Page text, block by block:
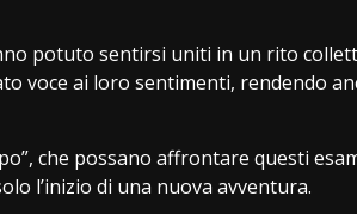
potuto sentirsi uniti in un rito
voce ai loro sentimenti, rendendo
che possano affrontare questi
l’inizio di una nuova avventura.